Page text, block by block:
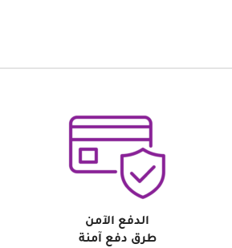
الدفع الآمن
طرق دفع آمنة